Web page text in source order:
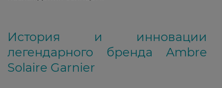
История и инновации
легендарного бренда Ambre
Solaire Garnier